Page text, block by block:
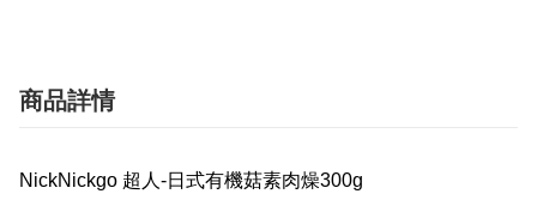
商品詳情
NickNickgo 超人-日式有機菇素肉燥300g